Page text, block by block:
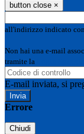
button close ×
all'indirizzo indicato
Non hai una e-mail
tramite la
E-mail inviata, si
Errore
Chiudi